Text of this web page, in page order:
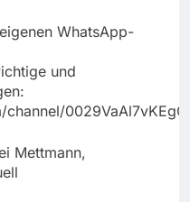
WhatsApp-
und
Mettmann,